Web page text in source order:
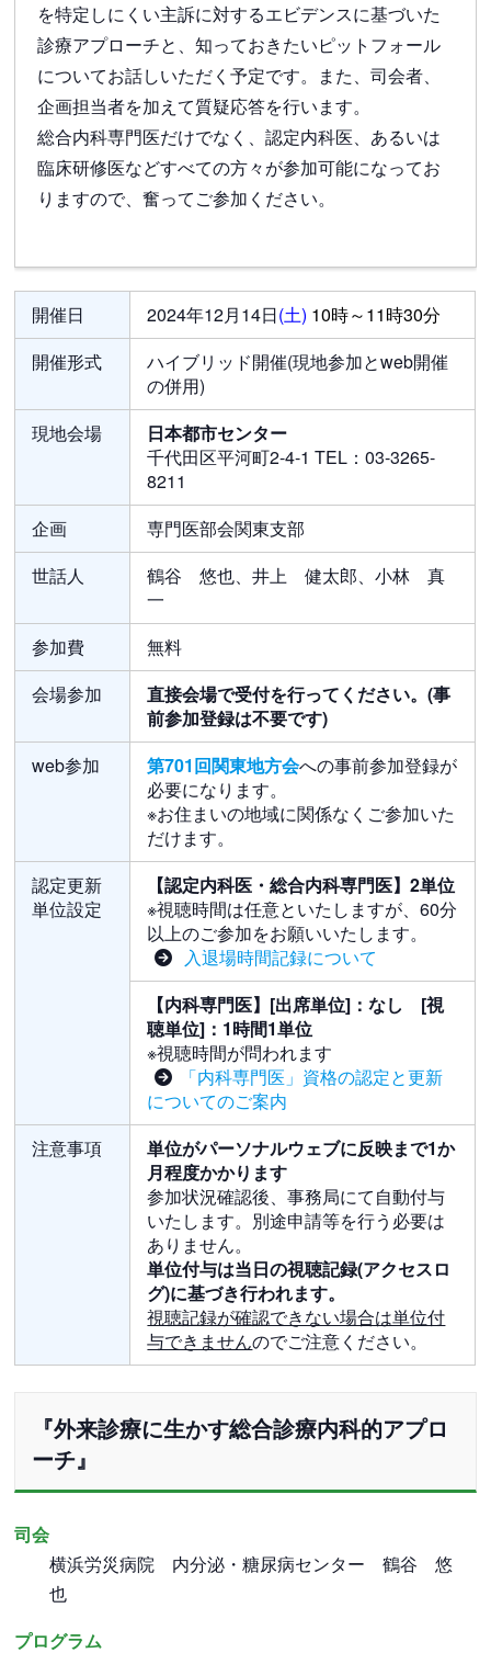
を特定しにくい主訴に対するエビデンスに基づいた
診療アプローチと、知っておきたいピットフォール
についてお話しいただく予定です。また、司会者、
企画担当者を加えて質疑応答を行います。
総合内科専門医だけでなく、認定内科医、あるいは
臨床研修医などすべての方々が参加可能になってお
りますので、奮ってご参加ください。
開催日 2024年12月14日(土) 10時～11時30分
開催形式
ハイブリッド開催(現地参加とweb開催
の併用)
現地会場
日本都市センター
千代田区平河町2-4-1 TEL：03-3265-
8211
企画
専門医部会関東支部
世話人
鶴谷 悠也、井上 健太郎、小林 真
一
参加費
無料
会場参加
直接会場で受付を行ってください。(事
前参加登録は不要です)
web参加
第701回関東地方会への事前参加登録が
必要になります。
※お住まいの地域に関係なくご参加いた
だけます。
認定更新
単位設定
【認定内科医・総合内科専門医】2単位
※視聴時間は任意といたしますが、60分
以上のご参加をお願いいたします。
入退場時間記録について
【内科専門医】[出席単位]：なし [視
聴単位]：1時間1単位
※視聴時間が問われます
「内科専門医」資格の認定と更新
についてのご案内
注意事項
単位がパーソナルウェブに反映まで1か
月程度かかります
参加状況確認後、事務局にて自動付与
いたします。別途申請等を行う必要は
ありません。
単位付与は当日の視聴記録(アクセスロ
グ)に基づき行われます。
視聴記録が確認できない場合は単位付
与できませんのでご注意ください。
『外来診療に生かす総合診療内科的アプロ
ーチ』
司会
横浜労災病院 内分泌・糖尿病センター 鶴谷 悠
也
プログラム